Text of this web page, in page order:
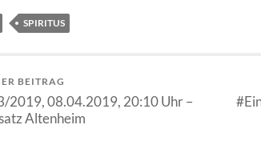
SPIRITUS
BEITRAG
2019, 08.04.2019, 20:10 Uhr –
Altenheim